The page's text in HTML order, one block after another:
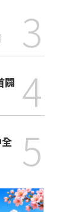
3
4
5